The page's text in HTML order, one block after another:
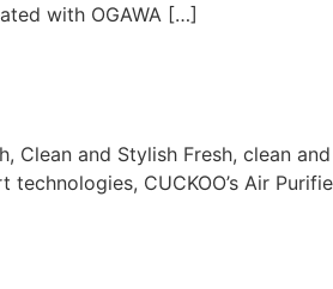
with OGAWA […]
Clean and Stylish Fresh, clean
CUCKOO’s Air